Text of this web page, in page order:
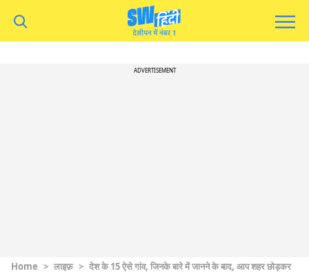
ADVERTISEMENT
Home > लाइफ़ > देश के 15 ऐसे गांव, जिनके बारे में जानने के बाद, आप शहर छोड़कर